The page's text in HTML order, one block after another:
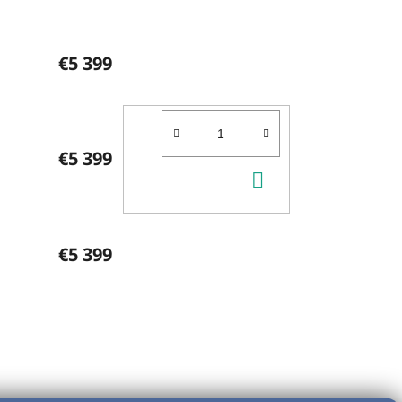
€5 399
€5 399
KOŠÍKA
€5 399